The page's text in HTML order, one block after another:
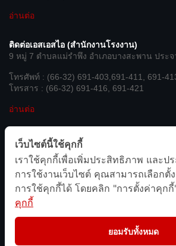
อ่านต่อ
ติดต่อเอสเอสไอ (สำนักงานโรงงาน)
9 หมู่ 7 ตำบลแม่รำพึง อำเภอบางสะพาน ประ
โทรศัพท์ : (66-32) 691-403,691-411, 691-
โทรสาร : (66-32) 691-416, 691-421
อ่านต่อ
เชื่อมต่อกับเรา
We’re on Social Networks. Follow us & get
facebookline twitter instagramyoutube
เว็บไซต์นี้ใช้คุกกี้
เราใช้คุกกี้เพื่อเพิ่มประสิทธิภาพ และ
การใช้งานเว็บไซต์ คุณสามารถเลือกตั้
การใช้คุกกี้ได้ โดยคลิก "การตั้งค่าคุกกี้
คุกกี้
ยอมรับทั้งหมด